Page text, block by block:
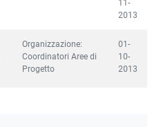
11-
2013
Organizzazione:
Coordinatori Aree di
Progetto
01-
10-
2013